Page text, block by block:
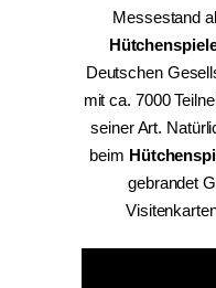
Messestand
Deutschen
mit ca. 7000
seiner Art.
beim
gebrandet